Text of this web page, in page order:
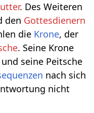
. Des Weiteren
den Gottesdienern
die Krone, der
. Seine Krone
seine Peitsche
nach sich
nicht